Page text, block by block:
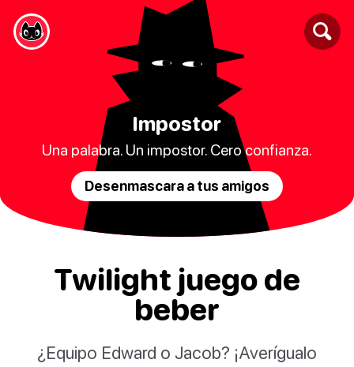
Impostor
Una palabra. Un impostor. Cero confianza.
Desenmascara a tus amigos
Twilight juego de
beber
¿Equipo Edward o Jacob? ¡Averígualo